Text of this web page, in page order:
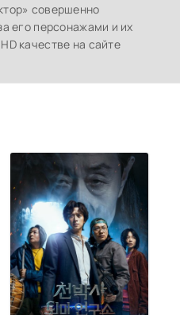
совершенно
его персонажами и их
качестве на сайте